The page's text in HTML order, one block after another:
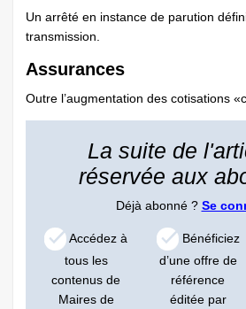
Un arrêté en instance de parution
transmission.
Assurances
Outre l’augmentation des cotisations
La suite de
réservée aux
Déjà abonné ? Se
Accédez à
tous les
contenus de
Maires de
Bénéficiez
d’une offre de
référence
éditée par